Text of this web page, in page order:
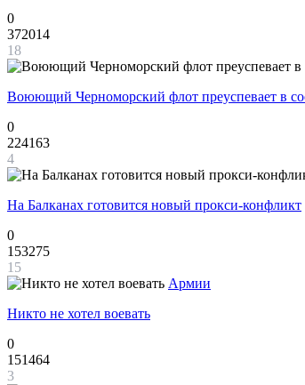
0
372014
18
Воюющий Черноморский флот преуспевает в
0
224163
4
На Балканах готовится новый прокси-конфликт
0
153275
15
Армии
Никто не хотел воевать
0
151464
3